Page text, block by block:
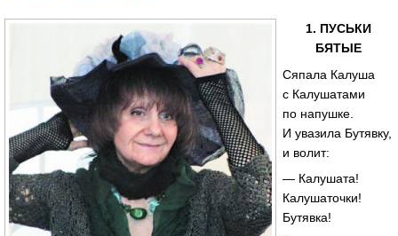
1. ПУСЬКИ
БЯТЫЕ
Сяпала Калуша
с Калушатами
по напушке.
И увазила Бутявку,
и волит:
— Калушата!
Калушаточки!
Бутявка!